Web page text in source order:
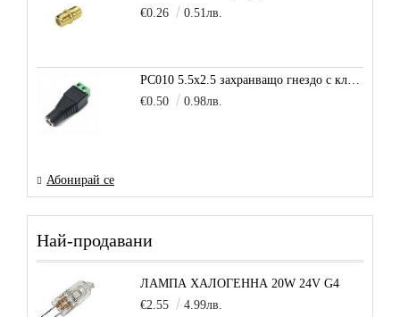
€0.26
0.51лв.
PC010 5.5x2.5 захранващо гнездо с клема за кабел
€0.50
0.98лв.
Абонирай се
Най-продавани
ЛАМПА ХАЛОГЕННА 20W 24V G4
€2.55
4.99лв.